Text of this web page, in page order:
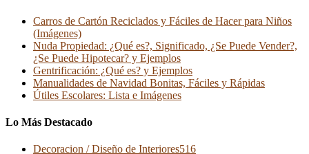
Carros de Cartón Reciclados y Fáciles de Hacer para Niños
(Imágenes)
Nuda Propiedad: ¿Qué es?, Significado, ¿Se Puede Vender?,
¿Se Puede Hipotecar? y Ejemplos
Gentrificación: ¿Qué es? y Ejemplos
Manualidades de Navidad Bonitas, Fáciles y Rápidas
Útiles Escolares: Lista e Imágenes
Lo Más Destacado
Decoracion / Diseño de Interiores516